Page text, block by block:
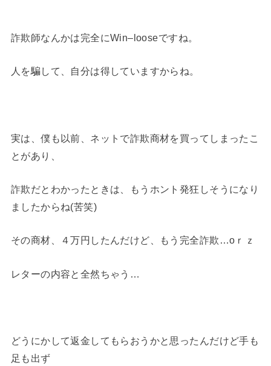
詐欺師なんかは完全にWin–looseですね。
人を騙して、自分は得していますからね。
実は、僕も以前、ネットで詐欺商材を買ってしまったこ
とがあり、
詐欺だとわかったときは、もうホント発狂しそうになり
ましたからね(苦笑)
その商材、４万円したんだけど、もう完全詐欺…oｒｚ
レターの内容と全然ちゃう…
どうにかして返金してもらおうかと思ったんだけど手も
足も出ず